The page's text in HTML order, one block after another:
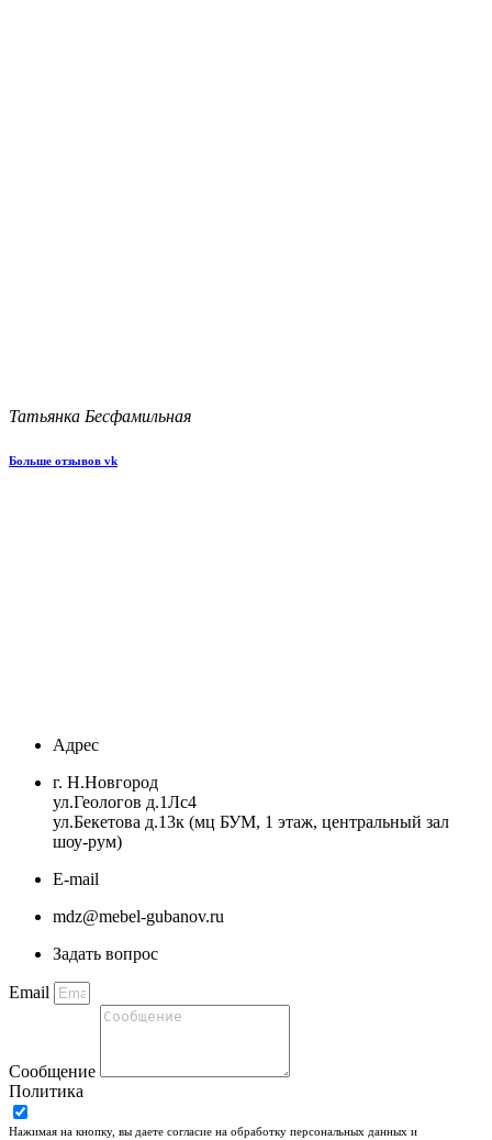
Татьянка Бесфамильная
Больше отзывов vk
Адрес
г. Н.Новгород
ул.Геологов д.1Лс4
ул.Бекетова д.13к (мц БУМ, 1 этаж, центральный зал
шоу-рум)
E-mail
mdz@mebel-gubanov.ru
Задать вопрос
Email
Сообщение
Политика
Нажимая на кнопку, вы даете согласие на обработку персональных данных и